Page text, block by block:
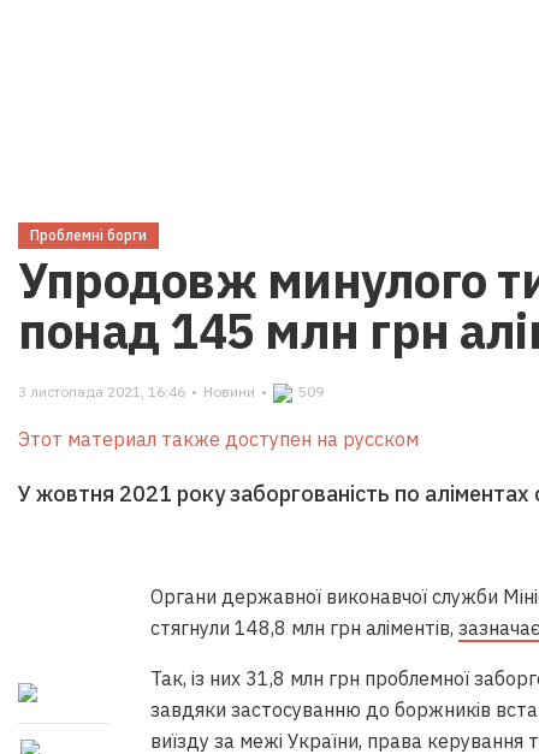
Проблемні борги
Упродовж минулого
понад 145 млн грн
3 листопада 2021, 16:46 • Новини • 509
Этот материал также доступен на русском
У жовтня 2021 року заборгованість по
Органи державної виконавчої служби
стягнули 148,8 млн грн аліментів, зазначає
Так, із них 31,8 млн грн проблемної
завдяки застосуванню до боржників
виїзду за межі України, права